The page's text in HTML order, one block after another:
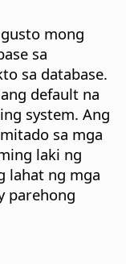
mong
sa
sa database.
default na
system. Ang
sa mga
laki ng
lahat ng mga
parehong